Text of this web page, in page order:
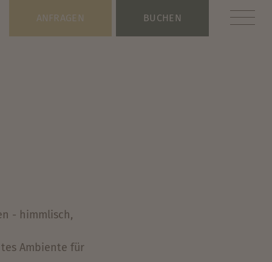
ANFRAGEN BUCHEN
- himmlisch,
Ambiente für